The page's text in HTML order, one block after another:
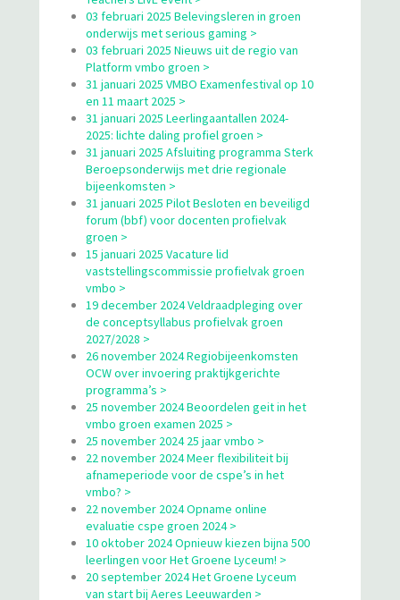
03 februari 2025 Belevingsleren in groen
onderwijs met serious gaming >
03 februari 2025 Nieuws uit de regio van
Platform vmbo groen >
31 januari 2025 VMBO Examenfestival op 10
en 11 maart 2025 >
31 januari 2025 Leerlingaantallen 2024-
2025: lichte daling profiel groen >
31 januari 2025 Afsluiting programma Sterk
Beroepsonderwijs met drie regionale
bijeenkomsten >
31 januari 2025 Pilot Besloten en beveiligd
forum (bbf) voor docenten profielvak
groen >
15 januari 2025 Vacature lid
vaststellingscommissie profielvak groen
vmbo >
19 december 2024 Veldraadpleging over
de conceptsyllabus profielvak groen
2027/2028 >
26 november 2024 Regiobijeenkomsten
OCW over invoering praktijkgerichte
programma’s >
25 november 2024 Beoordelen geit in het
vmbo groen examen 2025 >
25 november 2024 25 jaar vmbo >
22 november 2024 Meer flexibiliteit bij
afnameperiode voor de cspe’s in het
vmbo? >
22 november 2024 Opname online
evaluatie cspe groen 2024 >
10 oktober 2024 Opnieuw kiezen bijna 500
leerlingen voor Het Groene Lyceum! >
20 september 2024 Het Groene Lyceum
van start bij Aeres Leeuwarden >